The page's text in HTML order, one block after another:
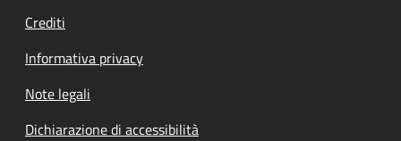
Crediti
Informativa privacy
Note legali
Dichiarazione di accessibilità